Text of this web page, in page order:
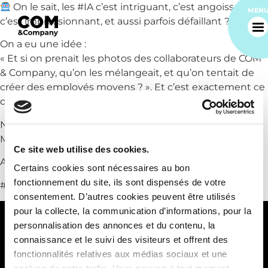
Ce site web utilise des cookies.
Certains cookies sont nécessaires au bon
fonctionnement du site, ils sont dispensés de votre
consentement. D’autres cookies peuvent être utilisés
pour la collecte, la communication d’informations, pour la
personnalisation des annonces et du contenu, la
connaissance et le suivi des visiteurs et offrent des
fonctionnalités relatives aux médias sociaux et une
Notre agence
Nos métiers
Nos réalisations
On le sait, les #IA c’est intriguant, c’est angoissant,
c’est impressionnant, et aussi parfois défaillant ?
On a eu une idée :
« Et si on prenait les photos des collaborateurs de COM
& Company, qu’on les mélangeait, et qu’on tentait de
créer des employés moyens ? ». Et c’est exactement ce
qu’on a fait.
Nous sommes ravis de vous présenter Madame &
Monsieur COM & Company !
Alors, vous en pensez quoi ? Réalistes ?
#intelligenceartificielle #agencedecommunication
69 006 Lyon